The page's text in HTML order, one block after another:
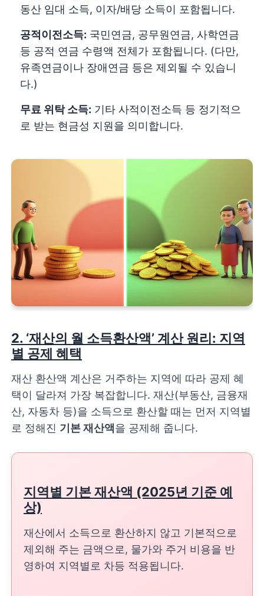
동산 임대 소득, 이자/배당 소득이 포함됩니다.
공적이전소득: 국민연금, 공무원연금, 사학연금
등 공적 연금 수령액 전체가 포함됩니다. (다만,
유족연금이나 장애연금 등은 제외될 수 있습니
다.)
무료 위탁 소득: 기타 사적이전소득 등 정기적으
로 받는 현금성 지원을 의미합니다.
2. ‘재산의 월 소득환산액’ 계산 원리: 지역
별 공제 혜택
재산 환산액 계산은 거주하는 지역에 따라 공제 혜
택이 달라져 가장 복잡합니다. 재산(부동산, 금융재
산, 자동차 등)을 소득으로 환산할 때는 먼저 지역별
로 정해진 기본 재산액을 공제해 줍니다.
지역별 기본 재산액 (2025년 기준 예
상)
재산에서 소득으로 환산하지 않고 기본적으로
제외해 주는 금액으로, 물가와 주거 비용을 반
영하여 지역별로 차등 적용됩니다.